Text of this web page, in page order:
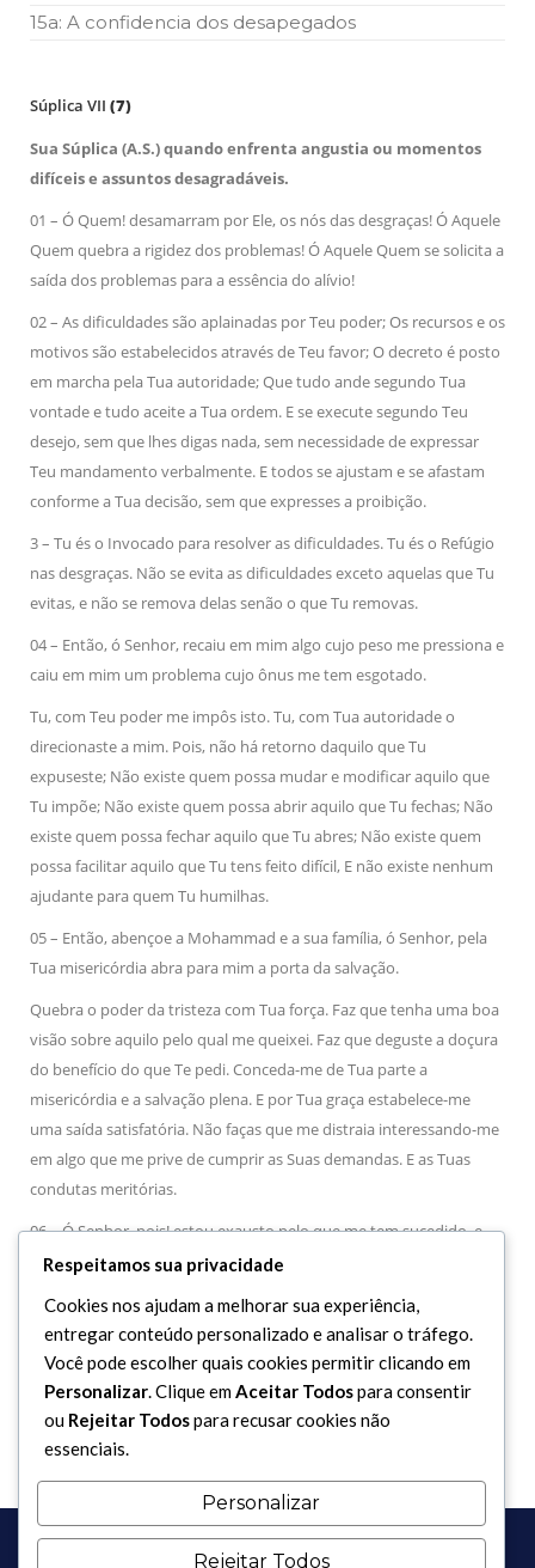
15a: A confidencia dos desapegados
Súplica VII (7)
Sua Súplica (A.S.) quando enfrenta angustia ou momentos
difíceis e assuntos desagradáveis.
01 – Ó Quem! desamarram por Ele, os nós das desgraças! Ó Aquele
Quem quebra a rigidez dos problemas! Ó Aquele Quem se solicita a
saída dos problemas para a essência do alívio!
02 – As dificuldades são aplainadas por Teu poder; Os recursos e os
motivos são estabelecidos através de Teu favor; O decreto é posto
em marcha pela Tua autoridade; Que tudo ande segundo Tua
vontade e tudo aceite a Tua ordem. E se execute segundo Teu
desejo, sem que lhes digas nada, sem necessidade de expressar
Teu mandamento verbalmente. E todos se ajustam e se afastam
conforme a Tua decisão, sem que expresses a proibição.
3 – Tu és o Invocado para resolver as dificuldades. Tu és o Refúgio
nas desgraças. Não se evita as dificuldades exceto aquelas que Tu
evitas, e não se remova delas senão o que Tu removas.
04 – Então, ó Senhor, recaiu em mim algo cujo peso me pressiona e
caiu em mim um problema cujo ônus me tem esgotado.
Tu, com Teu poder me impôs isto. Tu, com Tua autoridade o
direcionaste a mim. Pois, não há retorno daquilo que Tu
expuseste; Não existe quem possa mudar e modificar aquilo que
Tu impõe; Não existe quem possa abrir aquilo que Tu fechas; Não
existe quem possa fechar aquilo que Tu abres; Não existe quem
possa facilitar aquilo que Tu tens feito difícil, E não existe nenhum
ajudante para quem Tu humilhas.
05 – Então, abençoe a Mohammad e a sua família, ó Senhor, pela
Tua misericórdia abra para mim a porta da salvação.
Quebra o poder da tristeza com Tua força. Faz que tenha uma boa
visão sobre aquilo pelo qual me queixei. Faz que deguste a doçura
do benefício do que Te pedi. Conceda-me de Tua parte a
misericórdia e a salvação plena. E por Tua graça estabelece-me
uma saída satisfatória. Não faças que me distraia interessando-me
em algo que me prive de cumprir as Suas demandas. E as Tuas
condutas meritórias.
06 – Ó Senhor, pois! estou exausto pelo que me tem sucedido, e
estou cheio de angústia e tristeza por carregar aquilo que me tem
e aliviar o que me faz sofrer. Então, Peço-Te que faças tudo isto,
ainda que perante Ti eu não seja merecedor. Ó o Dotado do
Grandioso Trono!
Respeitamos sua privacidade
Cookies nos ajudam a melhorar sua experiência,
entregar conteúdo personalizado e analisar o tráfego.
Você pode escolher quais cookies permitir clicando em
Personalizar. Clique emAceitar Todospara consentir
ou Rejeitar Todospara recusar cookies não
essenciais.
Personalizar
Rejeitar Todos